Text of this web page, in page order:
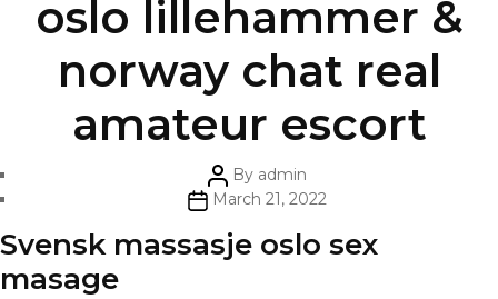
oslo lillehammer &
norway chat real
amateur escort
Post
author
By admin
PostMarch 21, 2022
Svensk massasje oslo sex
masage